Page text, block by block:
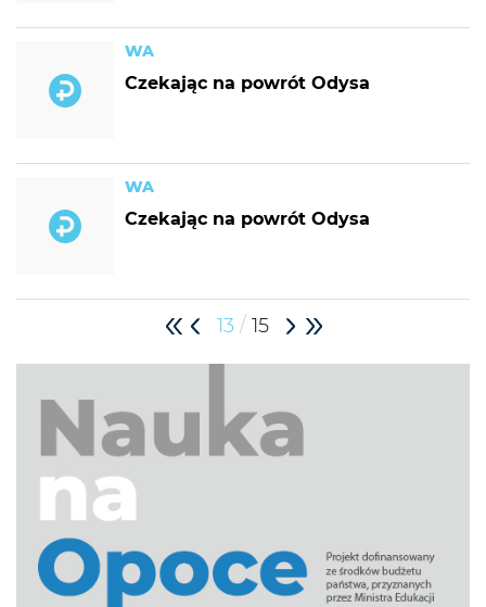
WA
Czekając na powrót Odysa
WA
Czekając na powrót Odysa
13 / 15